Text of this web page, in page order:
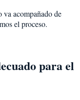
acompañado de
el proceso.
para el